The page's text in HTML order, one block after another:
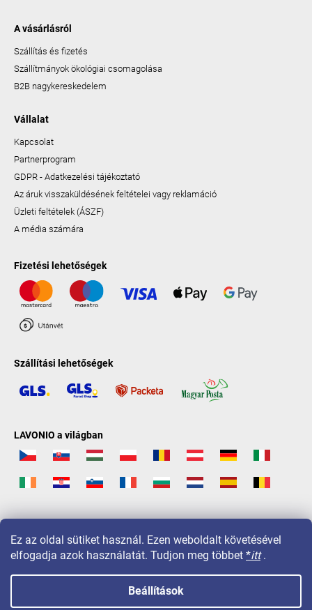
Ez az oldal sütiket használ. Ezen weboldalt követésével
elfogadja azok használatát. Tudjon meg többet *itt.
Beállítások
A vásárlásról
Szállítás és fizetés
Szállítmányok ökológiai csomagolása
B2B nagykereskedelem
Vállalat
Kapcsolat
Partnerprogram
GDPR - Adatkezelési tájékoztató
Az áruk visszaküldésének feltételei vagy reklamáció
Üzleti feltételek (ÁSZF)
A média számára
Fizetési lehetőségek
Szállítási lehetőségek
LAVONIO a világban
Copyright 2026 LAVONIO.hu. Minden jog fenntartva.